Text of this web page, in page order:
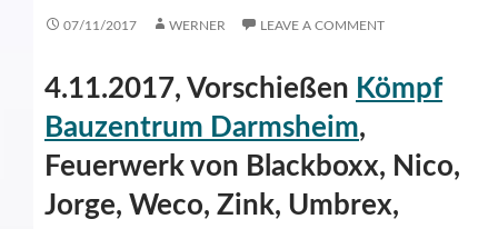
07/11/2017 WERNER LEAVE A COMMENT
4.11.2017, Vorschießen Kömpf
Bauzentrum Darmsheim,
Feuerwerk von Blackboxx, Nico,
Jorge, Weco, Zink, Umbrex,